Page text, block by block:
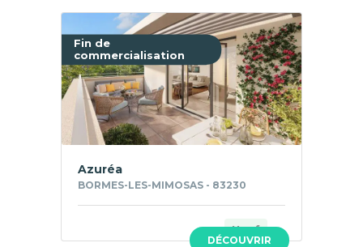
Fin de
commercialisation
DÉCOUVRIR
Azuréa
BORMES-LES-MIMOSAS - 83230
Neuf